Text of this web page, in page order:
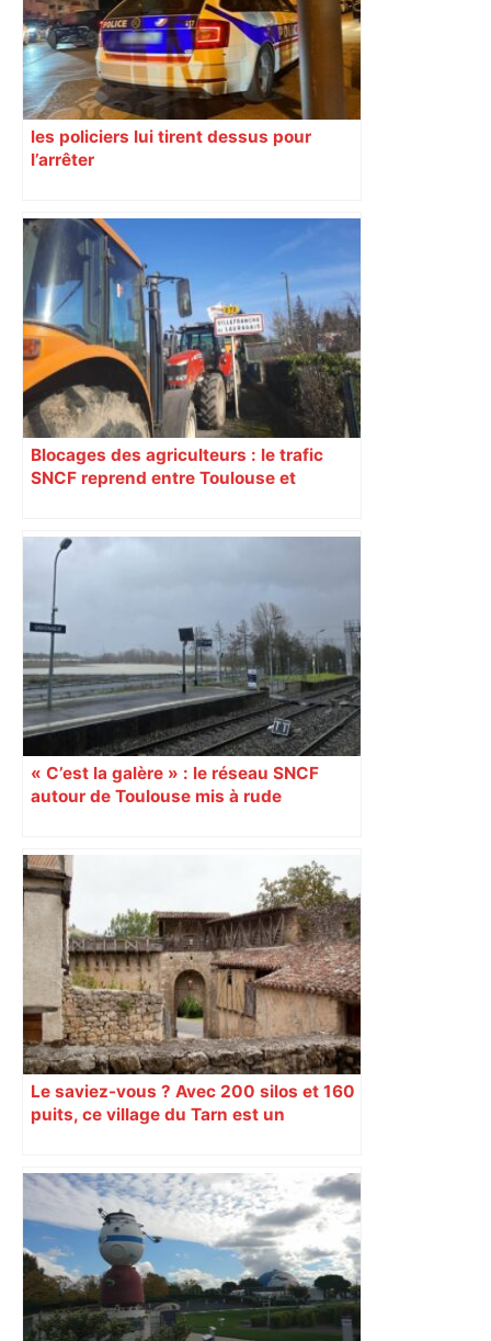
les policiers lui tirent dessus pour
l’arrêter
Blocages des agriculteurs : le trafic
SNCF reprend entre Toulouse et
« C’est la galère » : le réseau SNCF
autour de Toulouse mis à rude
Le saviez-vous ? Avec 200 silos et 160
puits, ce village du Tarn est un